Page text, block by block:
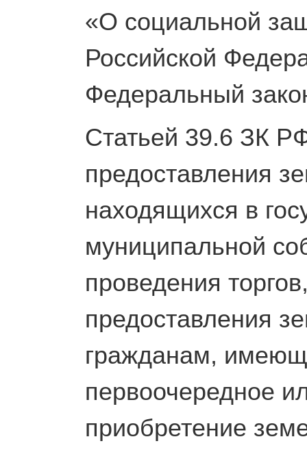
«О социальной
Российской
Федеральный
Статьей 39.6 ЗК
предоставления
находящихся в
муниципальной
проведения
предоставления
гражданам,
первоочередное
приобретение